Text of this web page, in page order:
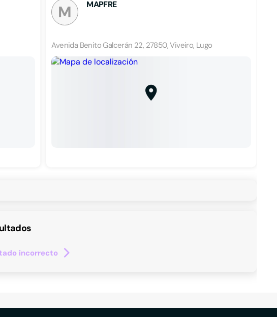
M MAPFRE
Avenida Benito Galcerán 22, 27850, Viveiro, Lugo
incorrecto